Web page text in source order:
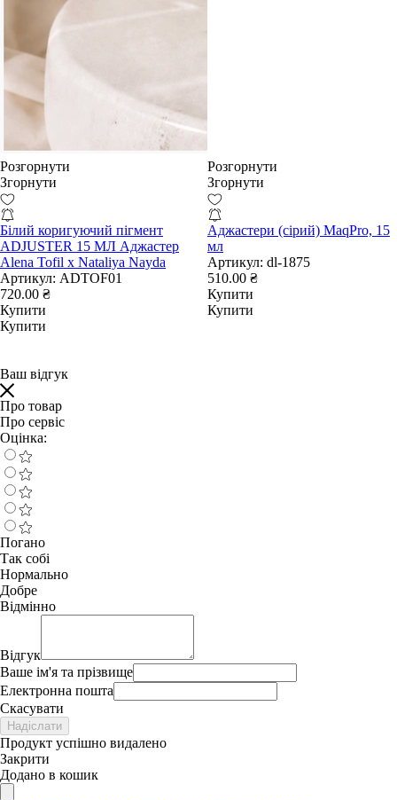
Розгорнути
Згорнути
Білий коригуючий пігмент
ADJUSTER 15 МЛ Аджастер
Alena Tofil x Nataliya Nayda
Артикул: ADTOF01
720.00 ₴
Купити
Купити
Розгорнути
Згорнути
Аджастери (сірий) MaqPro, 15
мл
Артикул: dl-1875
510.00 ₴
Купити
Купити
Ваш відгук
Про товар
Про сервіс
Оцінка:
Погано
Так собі
Нормально
Добре
Відмінно
Відгук
Ваше ім'я та прізвище
Електронна пошта
Скасувати
Надіслати
Продукт успішно видалено
Закрити
Додано в кошик